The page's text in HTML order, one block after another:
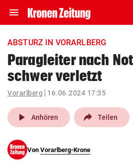
menu Navigation
ein-/ausklappen
account_circle Anmelden
pin_drop
Wien
ABSTURZ IN VORARLBERG
Paragleiter nach
schwer verletzt
Vorarlberg 16.06.2024 17:35
play_arrow Anhören Teilen
Von Vorarlberg-Krone